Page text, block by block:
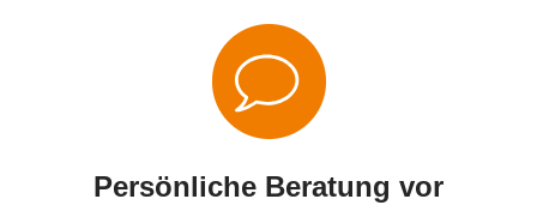
Persönliche Beratung vor